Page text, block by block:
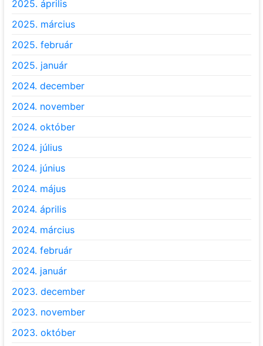
2025. április
2025. március
2025. február
2025. január
2024. december
2024. november
2024. október
2024. július
2024. június
2024. május
2024. április
2024. március
2024. február
2024. január
2023. december
2023. november
2023. október